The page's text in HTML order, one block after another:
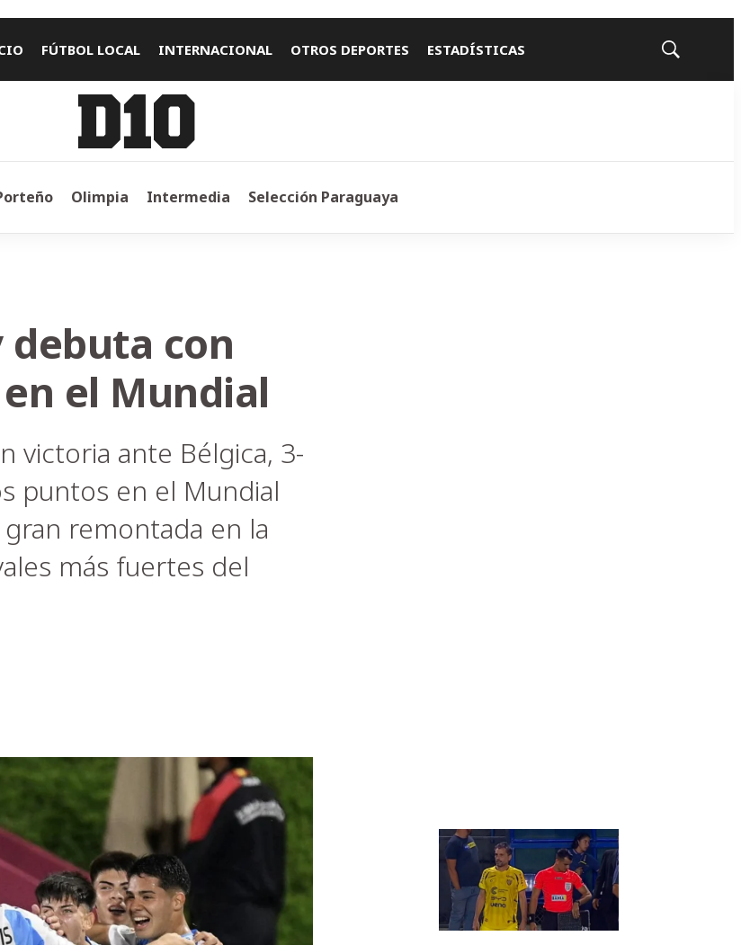
FÚTBOL LOCAL INTERNACIONAL OTROS DEPORTES ESTADÍSTICAS
Mostrar
Olimpia Intermedia Selección Paraguaya
con
el Mundial
victoria ante Bélgica, 3-
puntos en el Mundial
remontada en la
más fuertes del